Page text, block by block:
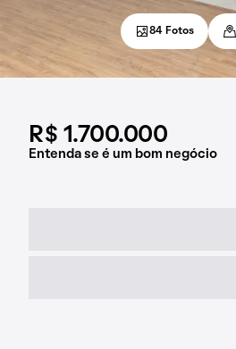
R$ 1.700.000
Entenda se é um bom negócio
84 Fotos